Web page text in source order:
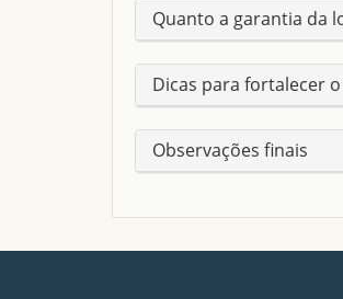
Quanto a garantia da
Dicas para fortalecer
Observações finais